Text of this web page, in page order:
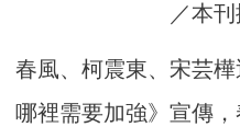
／本刊
春風、柯震東、宋芸
哪裡需要加強》宣傳，